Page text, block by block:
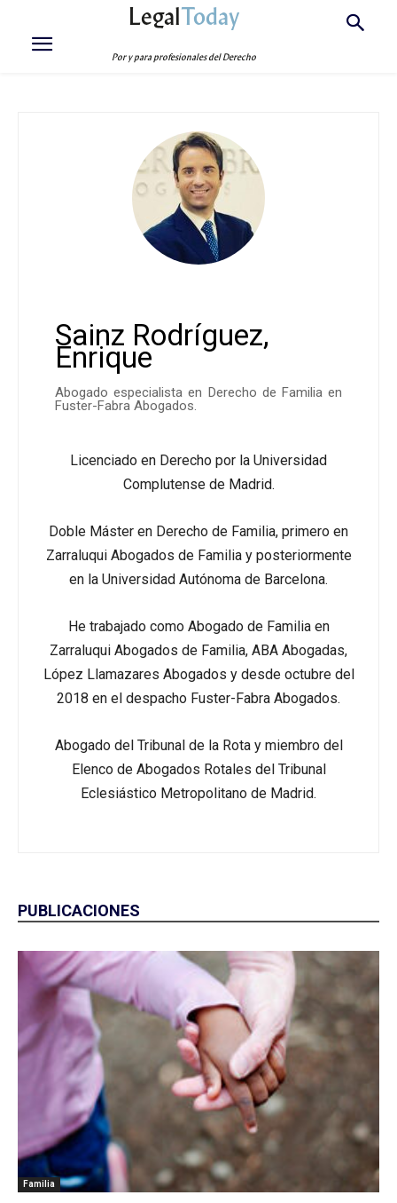
LegalToday
Por y para profesionales del Derecho
Sainz Rodríguez,
Enrique
Abogado especialista en Derecho de Familia en
Fuster-Fabra Abogados.
Licenciado en Derecho por la Universidad
Complutense de Madrid.
Doble Máster en Derecho de Familia, primero en
Zarraluqui Abogados de Familia y posteriormente
en la Universidad Autónoma de Barcelona.
He trabajado como Abogado de Familia en
Zarraluqui Abogados de Familia, ABA Abogadas,
López Llamazares Abogados y desde octubre del
2018 en el despacho Fuster-Fabra Abogados.
Abogado del Tribunal de la Rota y miembro del
Elenco de Abogados Rotales del Tribunal
Eclesiástico Metropolitano de Madrid.
PUBLICACIONES
Familia